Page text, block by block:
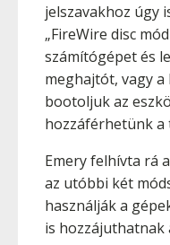
jelszavakhoz úgy
„FireWire disc
számítógépet és
meghajtót, vagy
bootoljuk az
hozzáférhetünk a
Emery felhívta rá
az utóbbi két
használják a
is hozzájuthatnak